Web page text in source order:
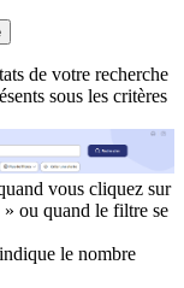
de votre recherche
sous les critères
vous cliquez sur
ou quand le filtre se
le nombre